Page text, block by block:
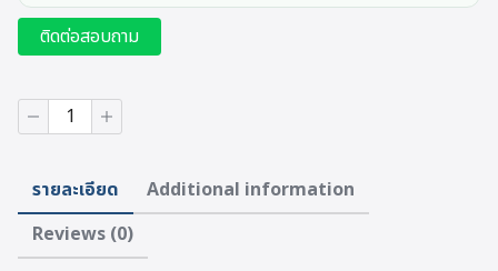
ติดต่อสอบถาม
BLACKMORES
BIO
mg
DAILY
IMU+
(120+30
รายละเอียด
Additional information
Reviews (0)